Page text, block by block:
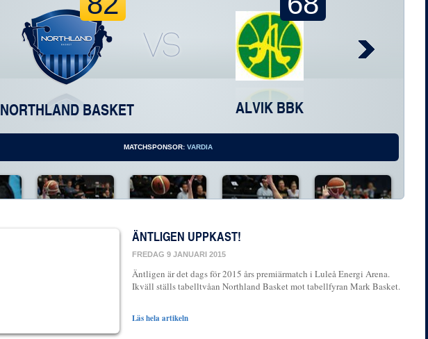
NORTHLAND BASKET ALVIK BBK
MATCHSPONSOR: VARDIA
MATCHREFERAT MER OM MATCHEN
ÄNTLIGEN UPPKAST!
FREDAG 9 JANUARI 2015
Äntligen är det dags för 2015 års premiärmatch i Luleå Energi Arena.
Ikväll ställs tabelltvåan Northland Basket mot tabellfyran Mark Basket.
Läs hela artikeln